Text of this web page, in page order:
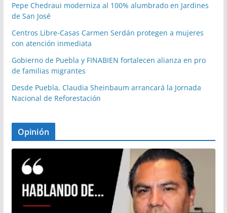
Pepe Chedraui moderniza al 100% alumbrado en Jardines
de San José
Centros Libre-Casas Carmen Serdán protegen a mujeres
con atención inmediata
Gobierno de Puebla y FINABIEN fortalecen alianza en pro
de familias migrantes
Desde Puebla, Claudia Sheinbaum arrancará la Jornada
Nacional de Reforestación
Opinión